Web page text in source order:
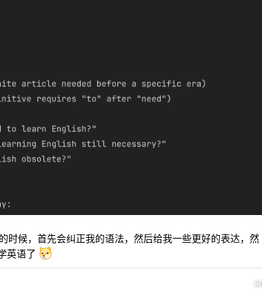
时候，首先会纠正我的语法，然后给我一些更好的表达，然
英语了
24